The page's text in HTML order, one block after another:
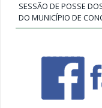
SESSÃO DE POSSE
DO MUNICÍPIO DE